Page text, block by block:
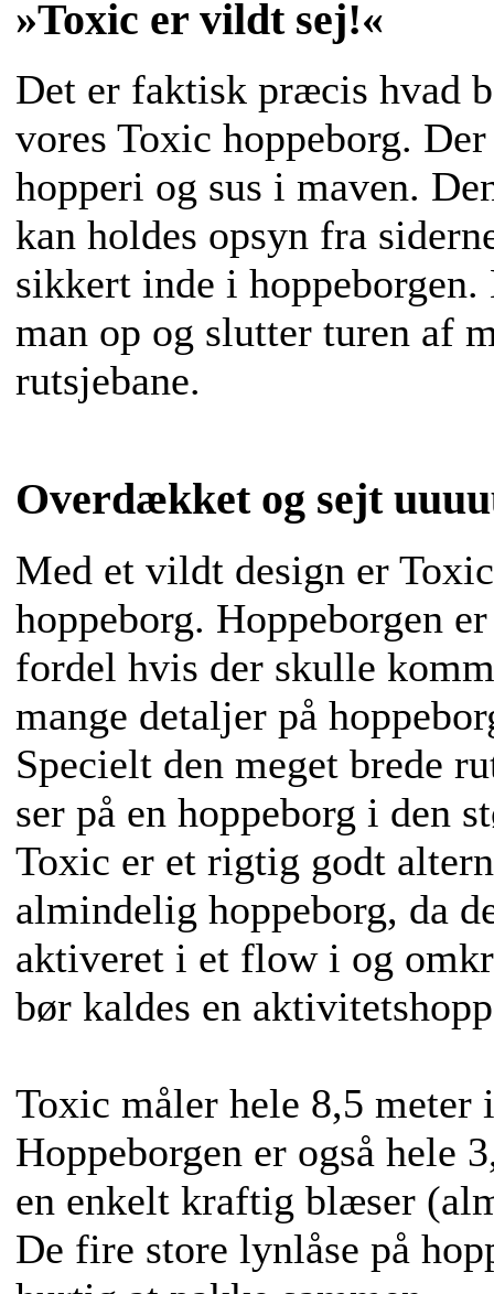
»Toxic er vildt sej!«
Det er faktisk præcis hvad
vores Toxic hoppeborg.
hopperi og sus i maven.
kan holdes opsyn fra
sikkert inde i
man op og slutter turen af
rutsjebane.
Overdækket og sejt
Med et vildt design er
hoppeborg. Hoppeborgen
fordel hvis der skulle
mange detaljer på
Specielt den meget brede
ser på en hoppeborg i den
Toxic er et rigtig godt
almindelig hoppeborg, da
aktiveret i et flow i og
bør kaldes en
Toxic måler hele 8,5
Hoppeborgen er også hele
en enkelt kraftig blæser
De fire store lynlåse på